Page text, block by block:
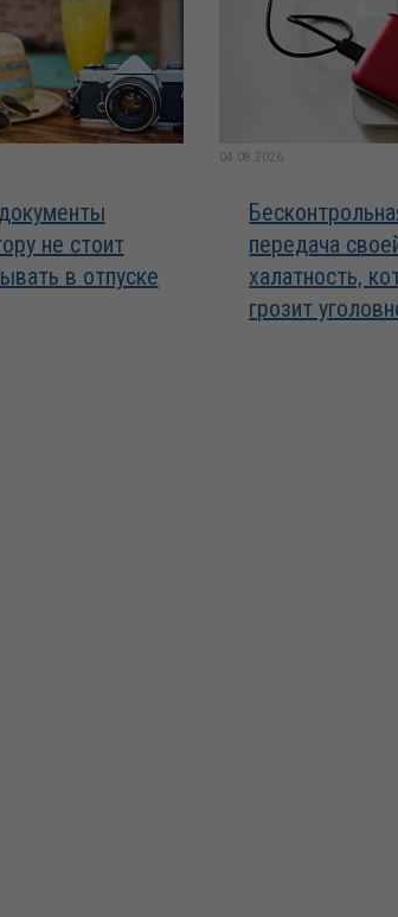
не стоит
в отпуске
04.08.2026
передача
халатность,
грозит